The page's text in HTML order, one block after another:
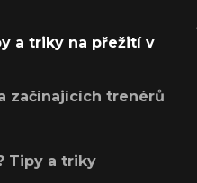
a triky na přežití v
začínajících trenérů
Tipy a triky